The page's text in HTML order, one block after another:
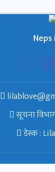
सूचना
डेस्क :